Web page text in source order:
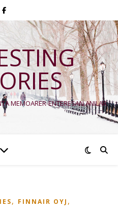
MEMOARER-ENTERESAN ANILAR
, FINNAIR OYJ ,